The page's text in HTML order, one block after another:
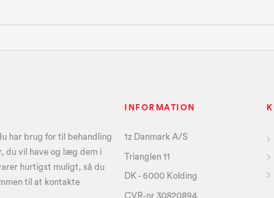
har brug for til behandling
du vil have og læg dem i
hurtigst muligt, så du
til at kontakte
INFORMATION
1z Danmark A/S
Trianglen 11
DK - 6000 Kolding
CVR-nr 30820894